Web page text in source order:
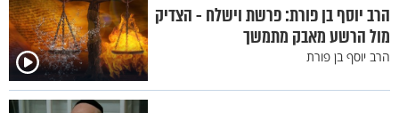
הרב יוסף בן פורת: פרשת וישלח - הצדיק
מול הרשע מאבק מתמשך
הרב יוסף בן פורת